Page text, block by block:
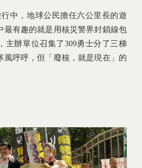
中，地球公民擔任六公里長的遊
最有趣的就是用核災警界封鎖線包
主辦單位召集了309勇士分了三梯
風呼呼，但「廢核，就是現在」的